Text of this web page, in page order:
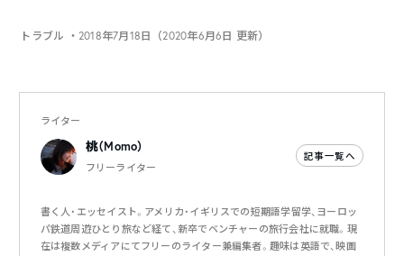
トラブル ・2018年7月18日（2020年6月6日 更新）
ライター
桃（Momo）
フリーライター
記事一覧へ
書く人・エッセイスト。アメリカ・イギリスでの短期語学留学、ヨーロッ
パ鉄道周遊ひとり旅など経て、新卒でベンチャーの旅行会社に就職。現
在は複数メディアにてフリーのライター兼編集者。趣味は英語で、映画